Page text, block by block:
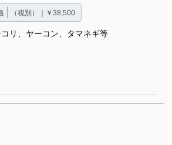
（税別）｜￥38,500
リ、ヤーコン、タマネギ等